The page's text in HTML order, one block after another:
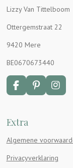
Lizzy Van Tittelboom
Ottergemstraat 22
9420 Mere
BE0670673440
F
a
b
o
P
i
e
s
t
I
n
r
m
Extra
Algemene
Privacyverklaring